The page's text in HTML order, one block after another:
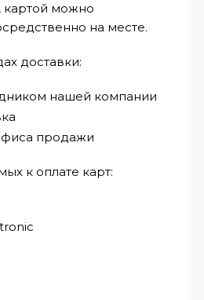
картой можно
на месте.
доставки:
нашей компании
продажи
к оплате карт: